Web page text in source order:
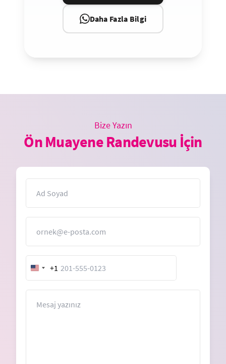
Daha Fazla Bilgi
Bize Yazın
Ön Muayene Randevusu İçin
United
States
+1